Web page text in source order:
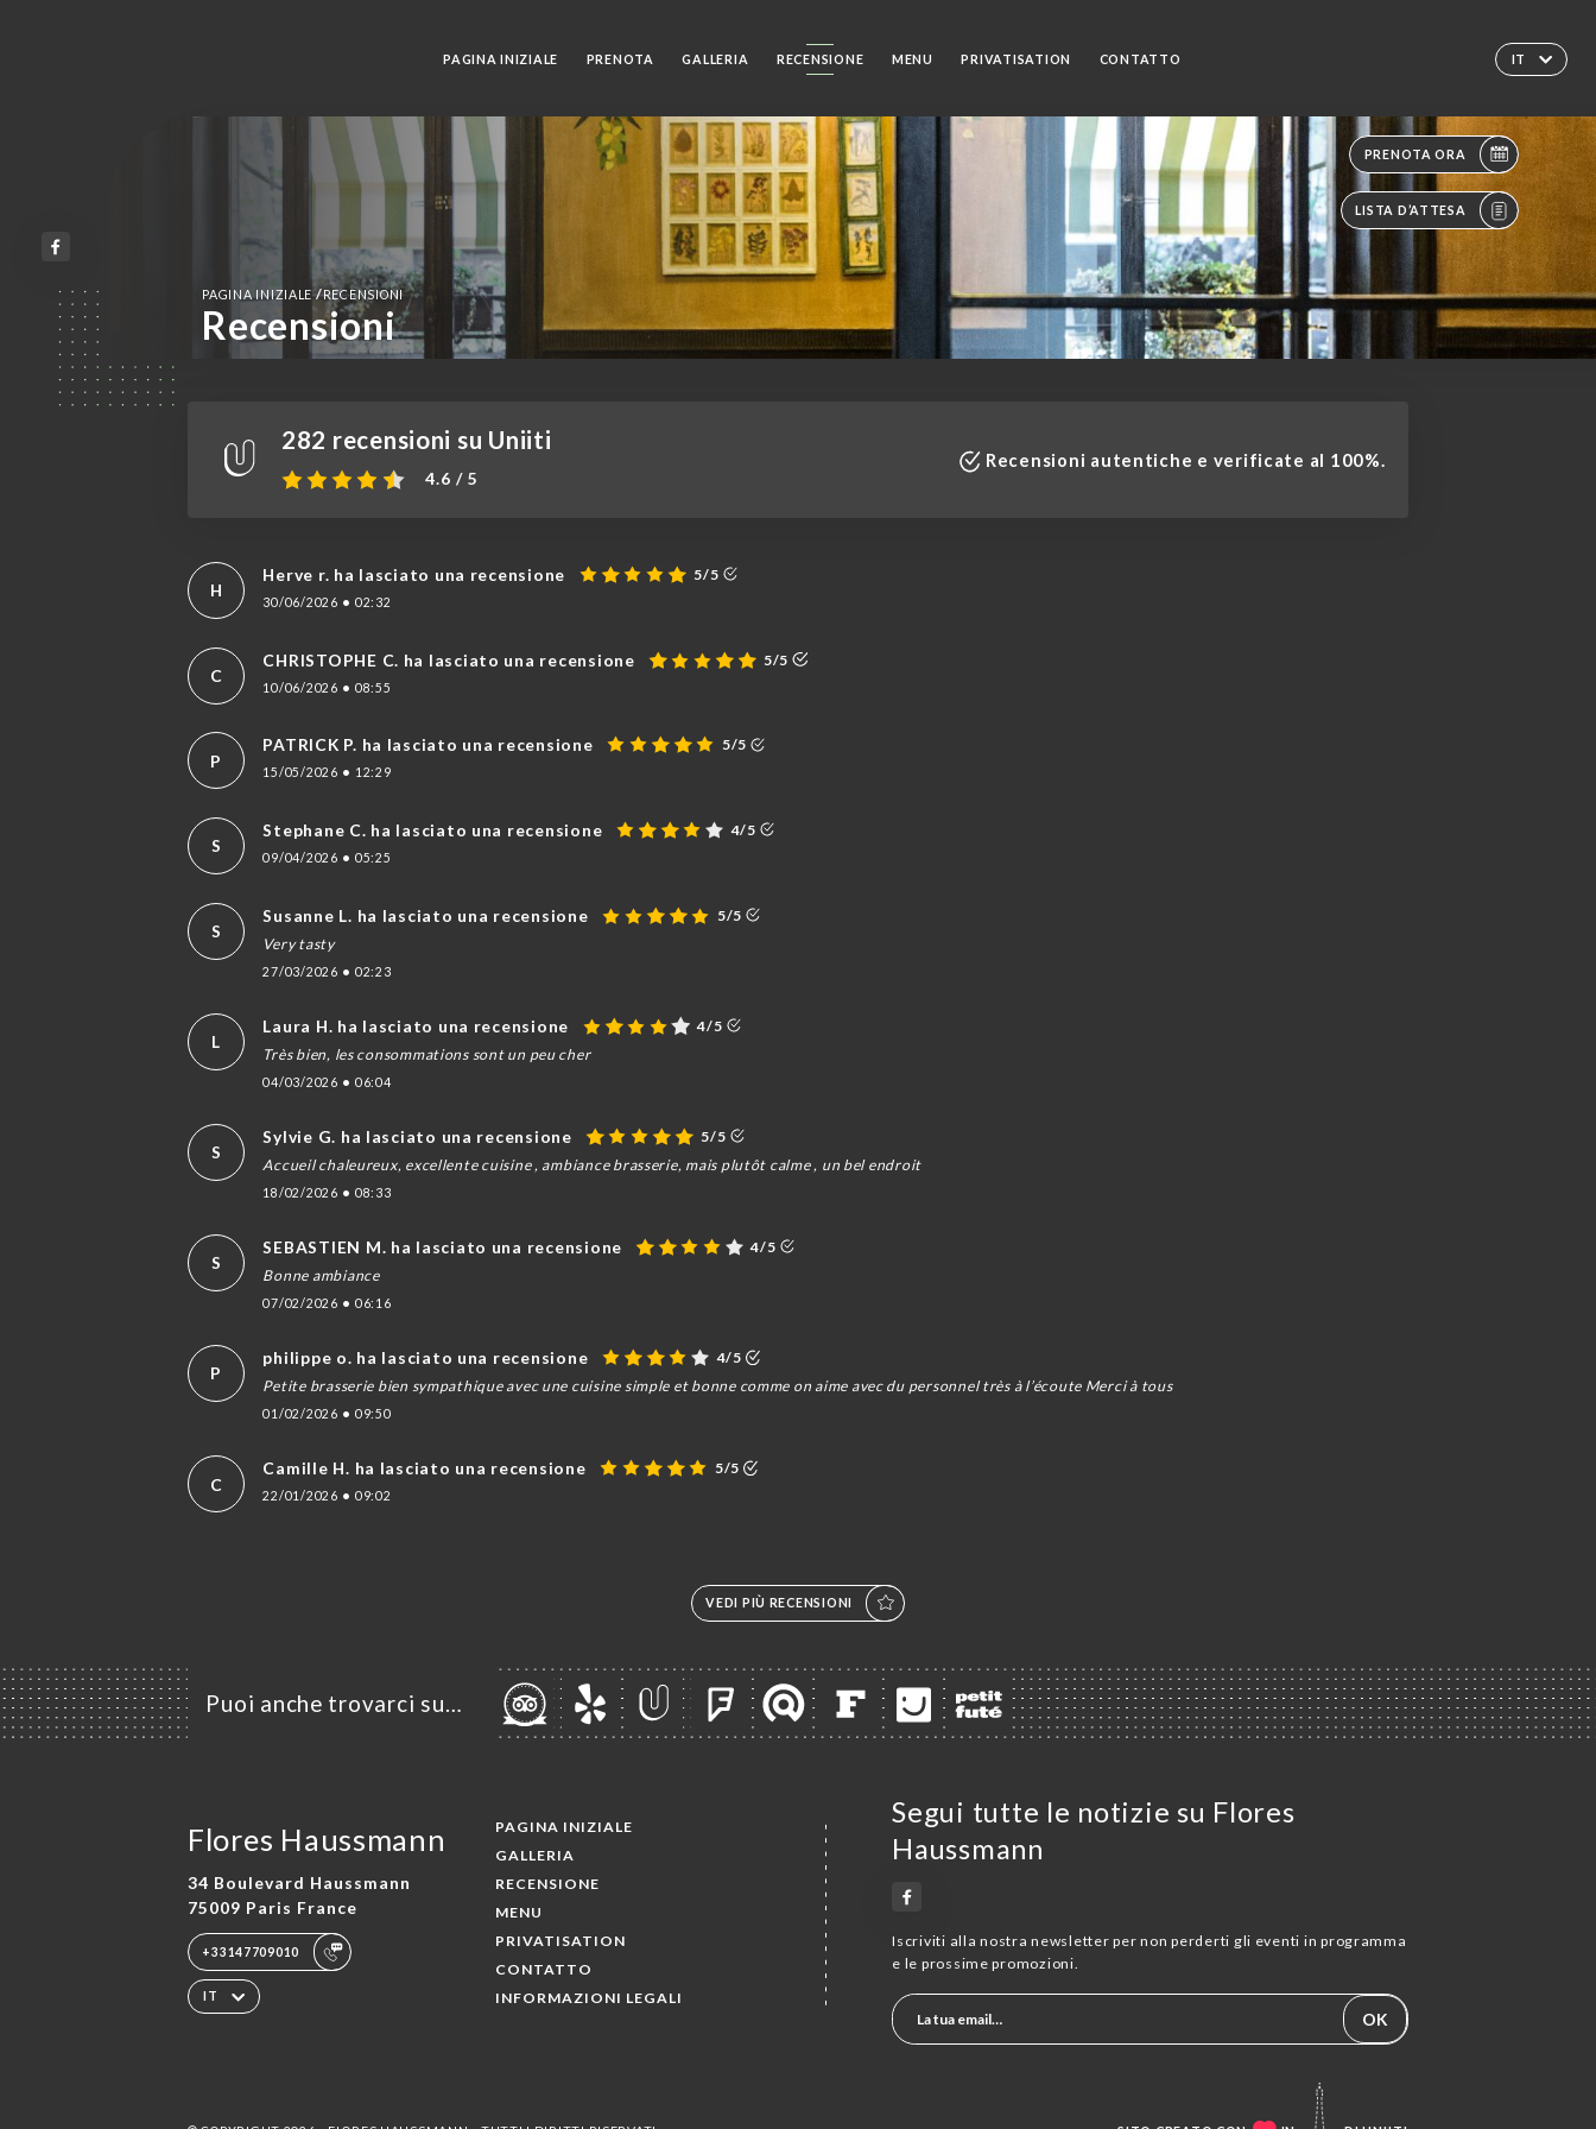
IT
PAGINA INIZIALE PRENOTA GALLERIA RECENSIONE MENU PRIVATISATION CONTATTO
PRENOTA ORA
LISTA D’ATTESA
PAGINA INIZIALE/RECENSIONI
Recensioni
282 recensioni su Uniiti
4.6 / 5
Recensioni autentiche e verificate al 100%.
H
Herve r. ha lasciato una recensione 5/5
30/06/2026 • 02:32
C
CHRISTOPHE C. ha lasciato una recensione 5/5
10/06/2026 • 08:55
P
PATRICK P. ha lasciato una recensione 5/5
15/05/2026 • 12:29
S
Stephane C. ha lasciato una recensione 4/5
09/04/2026 • 05:25
S
Susanne L. ha lasciato una recensione
5/5
Very tasty
27/03/2026 • 02:23
L
Laura H. ha lasciato una recensione
4/5
Très bien, les consommations sont un peu cher
04/03/2026 • 06:04
S
Sylvie G. ha lasciato una recensione
5/5
Accueil chaleureux, excellente cuisine , ambiance brasserie, mais plutôt calme , un bel endroit
18/02/2026 • 08:33
S
SEBASTIEN M. ha lasciato una recensione
4/5
Bonne ambiance
07/02/2026 • 06:16
P
philippe o. ha lasciato una recensione
4/5
Petite brasserie bien sympathique avec une cuisine simple et bonne comme on aime avec du personnel très à l’écoute Merci à tous
01/02/2026 • 09:50
C
Camille H. ha lasciato una recensione 5/5
22/01/2026 • 09:02
VEDI PIÙ RECENSIONI
Puoi anche trovarci su…
Flores Haussmann
34 Boulevard Haussmann
75009 Paris France
+33147709010
IT
PAGINA INIZIALE
GALLERIA
RECENSIONE
MENU
PRIVATISATION
CONTATTO
INFORMAZIONI LEGALI
Segui tutte le notizie su Flores
Haussmann
Iscriviti alla nostra newsletter per non perderti gli eventi in programma
e le prossime promozioni.
OK